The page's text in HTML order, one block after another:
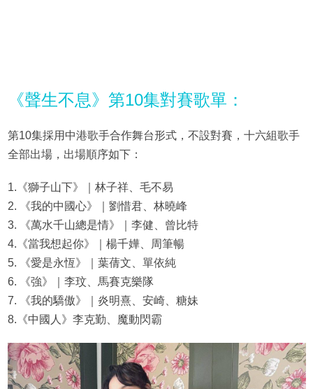
《聲生不息》第10集對賽歌單：
第10集採用中港歌手合作舞台形式，不設對賽，十六組歌手
全部出場，出場順序如下：
1.《獅子山下》｜林子祥、毛不易
2. 《我的中國心》｜劉惜君、林曉峰
3. 《萬水千山總是情》｜李健、曾比特
4.《當我想起你》｜楊千嬅、周筆暢
5. 《愛是永恆》｜葉蒨文、單依純
6. 《強》｜李玟、馬賽克樂隊
7. 《我的驕傲》｜炎明熹、安崎、糖妹
8.《中國人》李克勤、魔動閃霸